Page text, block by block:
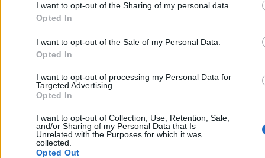
I want to opt-out of the Sharing of my personal data.
Opted In
I want to opt-out of the Sale of my Personal Data.
Opted In
I want to opt-out of processing my Personal Data for
Targeted Advertising.
Opted In
I want to opt-out of Collection, Use, Retention, Sale,
and/or Sharing of my Personal Data that Is
Unrelated with the Purposes for which it was
collected.
Opted Out
jeszcze jeden strategiczny aspekt: status Cieśniny Ormuz. Nie jest to
kwestia symboliczna, jak oczekiwanie od Iranu kolejnej deklaracji o
odwołuje się już od 23 lat, powołując się na fatwę nałożoną
przez Alego Chameneiego.
Potwierdzają to przecież amerykańskie
agencje wywiadowcze, wskazując, że Iran nie prowadził w tym
zmienia obecną rundę rozmów, jest więc negocjowanie statusu
Cieśniny Ormuz.
Reklama